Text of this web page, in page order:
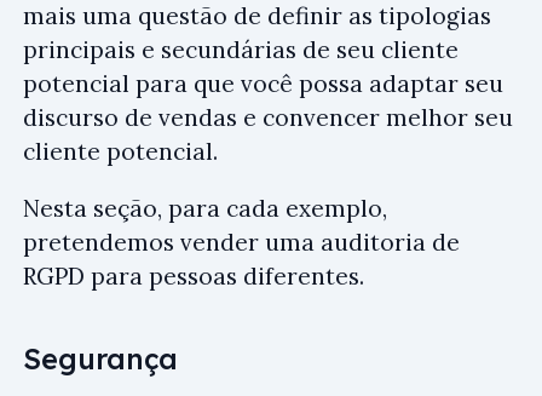
mais uma questão de definir as tipologias
principais e secundárias de seu cliente
potencial para que você possa adaptar seu
discurso de vendas e convencer melhor seu
cliente potencial.
Nesta seção, para cada exemplo,
pretendemos vender uma auditoria de
RGPD para pessoas diferentes.
Segurança